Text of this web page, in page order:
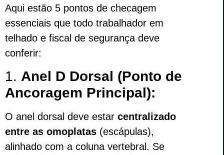
Aqui estão 5 pontos de checagem
essenciais que todo trabalhador em
telhado e fiscal de segurança deve
conferir:
1. Anel D Dorsal (Ponto de
Ancoragem Principal):
O anel dorsal deve estar centralizado
entre as omoplatas (escápulas),
alinhado com a coluna vertebral. Se